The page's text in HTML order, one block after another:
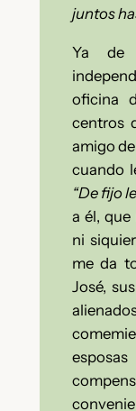
juntos
Ya de
oficina
centros
amigo
cuando
“De fijo
a él,
ni
me da
José,